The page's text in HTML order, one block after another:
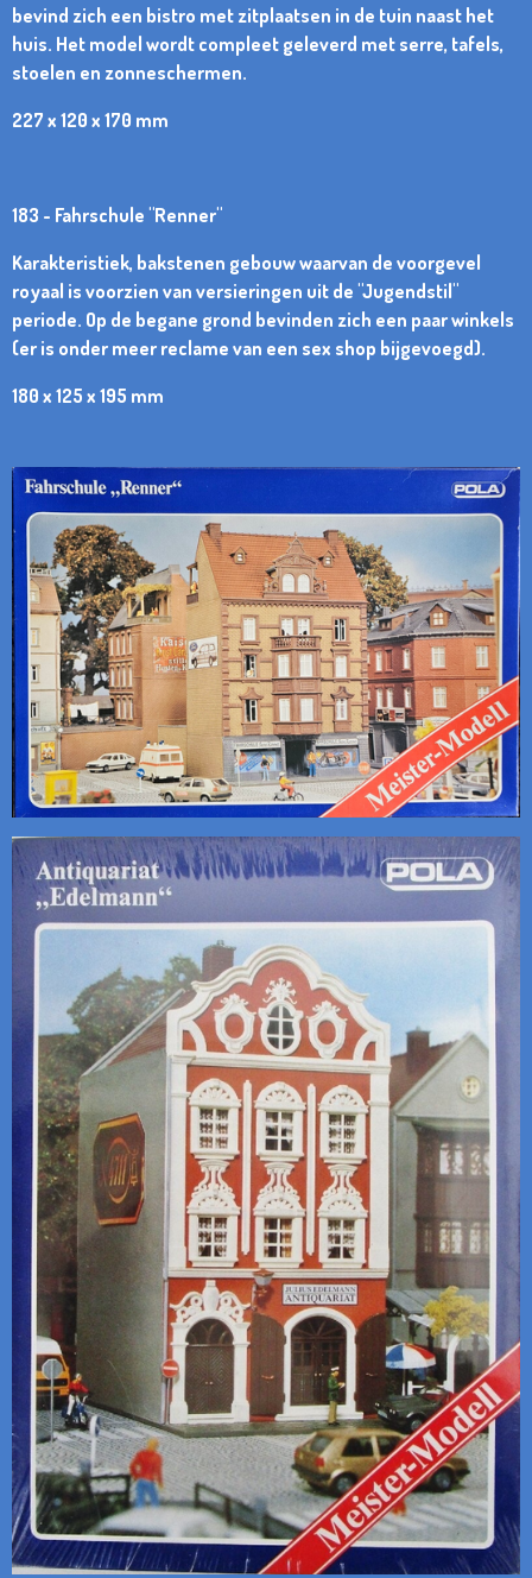
bevind zich een bistro met zitplaatsen in de tuin naast het
huis. Het model wordt compleet geleverd met serre, tafels,
stoelen en zonneschermen.
227 x 120 x 170 mm
183 - Fahrschule "Renner"
Karakteristiek, bakstenen gebouw waarvan de voorgevel
royaal is voorzien van versieringen uit de "Jugendstil"
periode. Op de begane grond bevinden zich een paar winkels
(er is onder meer reclame van een sex shop bijgevoegd).
180 x 125 x 195 mm